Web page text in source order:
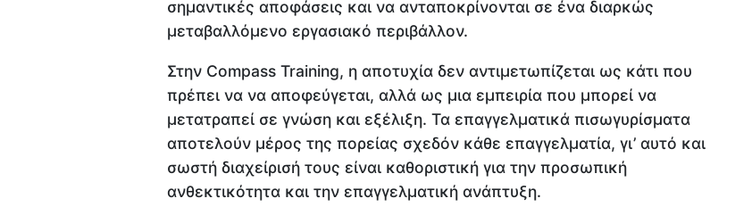
σημαντικές αποφάσεις και να ανταποκρίνονται σε ένα διαρκώς
μεταβαλλόμενο εργασιακό περιβάλλον.
Στην Compass Training, η αποτυχία δεν αντιμετωπίζεται ως κάτι που
πρέπει να να αποφεύγεται, αλλά ως μια εμπειρία που μπορεί να
μετατραπεί σε γνώση και εξέλιξη. Τα επαγγελματικά πισωγυρίσματα
αποτελούν μέρος της πορείας σχεδόν κάθε επαγγελματία, γι’ αυτό και
σωστή διαχείρισή τους είναι καθοριστική για την προσωπική
ανθεκτικότητα και την επαγγελματική ανάπτυξη.